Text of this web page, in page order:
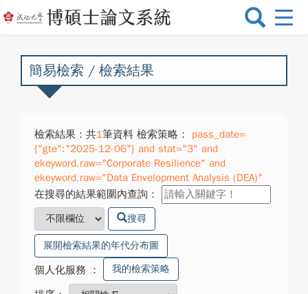
選
換
簡易檢索 / 檢索結果
檢索結果：共1筆資料 檢索策略：
pass_date=
{"gte":"2025-12-06"} and stat="3" and
ekeyword.raw="Corporate Resilience" and
ekeyword.raw="Data Envelopment Analysis (DEA)"
在搜尋的結果範圍內查詢：
搜尋
展開檢索結果的年代分布圖
個人化服務 ： 我的檢索策略